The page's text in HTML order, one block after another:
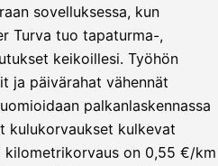
sovelluksessa, kun
Turva tuo tapaturma-,
keikoillesi. Työhön
ja päivärahat vähennät
palkanlaskennassa
kulukorvaukset kulkevat
kilometrikorvaus on 0,55 €/km